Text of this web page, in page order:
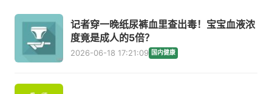
记者穿一晚纸尿裤血里查出毒！宝宝血液浓
度竟是成人的5倍？
2026-06-18 17:21:09 国内健康